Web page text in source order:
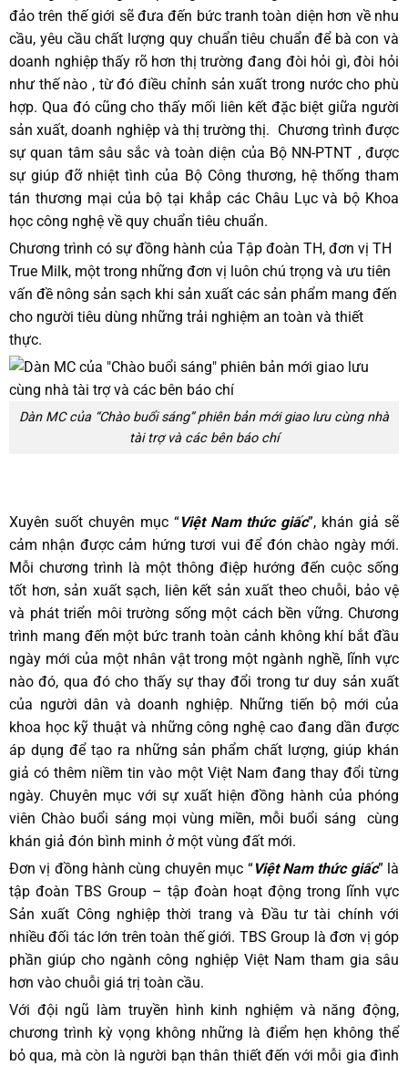
đảo trên thế giới sẽ đưa đến bức tranh toàn diện hơn về nhu
cầu, yêu cầu chất lượng quy chuẩn tiêu chuẩn để bà con và
doanh nghiệp thấy rõ hơn thị trường đang đòi hỏi gì, đòi hỏi
như thế nào , từ đó điều chỉnh sản xuất trong nước cho phù
hợp. Qua đó cũng cho thấy mối liên kết đặc biệt giữa người
sản xuất, doanh nghiệp và thị trường thị. Chương trình được
sự quan tâm sâu sắc và toàn diện của Bộ NN-PTNT , được
sự giúp đỡ nhiệt tình của Bộ Công thương, hệ thống tham
tán thương mại của bộ tại khắp các Châu Lục và bộ Khoa
học công nghệ về quy chuẩn tiêu chuẩn.
Chương trình có sự đồng hành của Tập đoàn TH, đơn vị TH
True Milk, một trong những đơn vị luôn chú trọng và ưu tiên
vấn đề nông sản sạch khi sản xuất các sản phẩm mang đến
cho người tiêu dùng những trải nghiệm an toàn và thiết
thực.
Dàn MC của “Chào buổi sáng” phiên bản mới giao lưu cùng nhà
tài trợ và các bên báo chí
Xuyên suốt chuyên mục “Việt Nam thức giấc”, khán giả sẽ
cảm nhận được cảm hứng tươi vui để đón chào ngày mới.
Mỗi chương trình là một thông điệp hướng đến cuộc sống
tốt hơn, sản xuất sạch, liên kết sản xuất theo chuỗi, bảo vệ
và phát triển môi trường sống một cách bền vững. Chương
trình mang đến một bức tranh toàn cảnh không khí bắt đầu
ngày mới của một nhân vật trong một ngành nghề, lĩnh vực
nào đó, qua đó cho thấy sự thay đổi trong tư duy sản xuất
của người dân và doanh nghiệp. Những tiến bộ mới của
khoa học kỹ thuật và những công nghệ cao đang dần được
áp dụng để tạo ra những sản phẩm chất lượng, giúp khán
giả có thêm niềm tin vào một Việt Nam đang thay đổi từng
ngày. Chuyên mục với sự xuất hiện đồng hành của phóng
viên Chào buổi sáng mọi vùng miền, mỗi buổi sáng cùng
khán giả đón bình minh ở một vùng đất mới.
Đơn vị đồng hành cùng chuyên mục “Việt Nam thức giấc” là
tập đoàn TBS Group – tập đoàn hoạt động trong lĩnh vực
Sản xuất Công nghiệp thời trang và Đầu tư tài chính với
nhiều đối tác lớn trên toàn thế giới. TBS Group là đơn vị góp
phần giúp cho ngành công nghiệp Việt Nam tham gia sâu
hơn vào chuỗi giá trị toàn cầu.
Với đội ngũ làm truyền hình kinh nghiệm và năng động,
chương trình kỳ vọng không những là điểm hẹn không thể
bỏ qua, mà còn là người bạn thân thiết đến với mỗi gia đình